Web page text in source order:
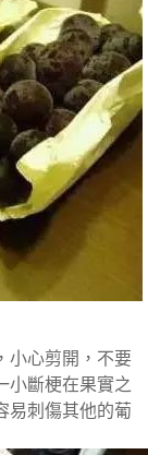
小心剪開，不要
小斷梗在果實之
易刺傷其他的葡